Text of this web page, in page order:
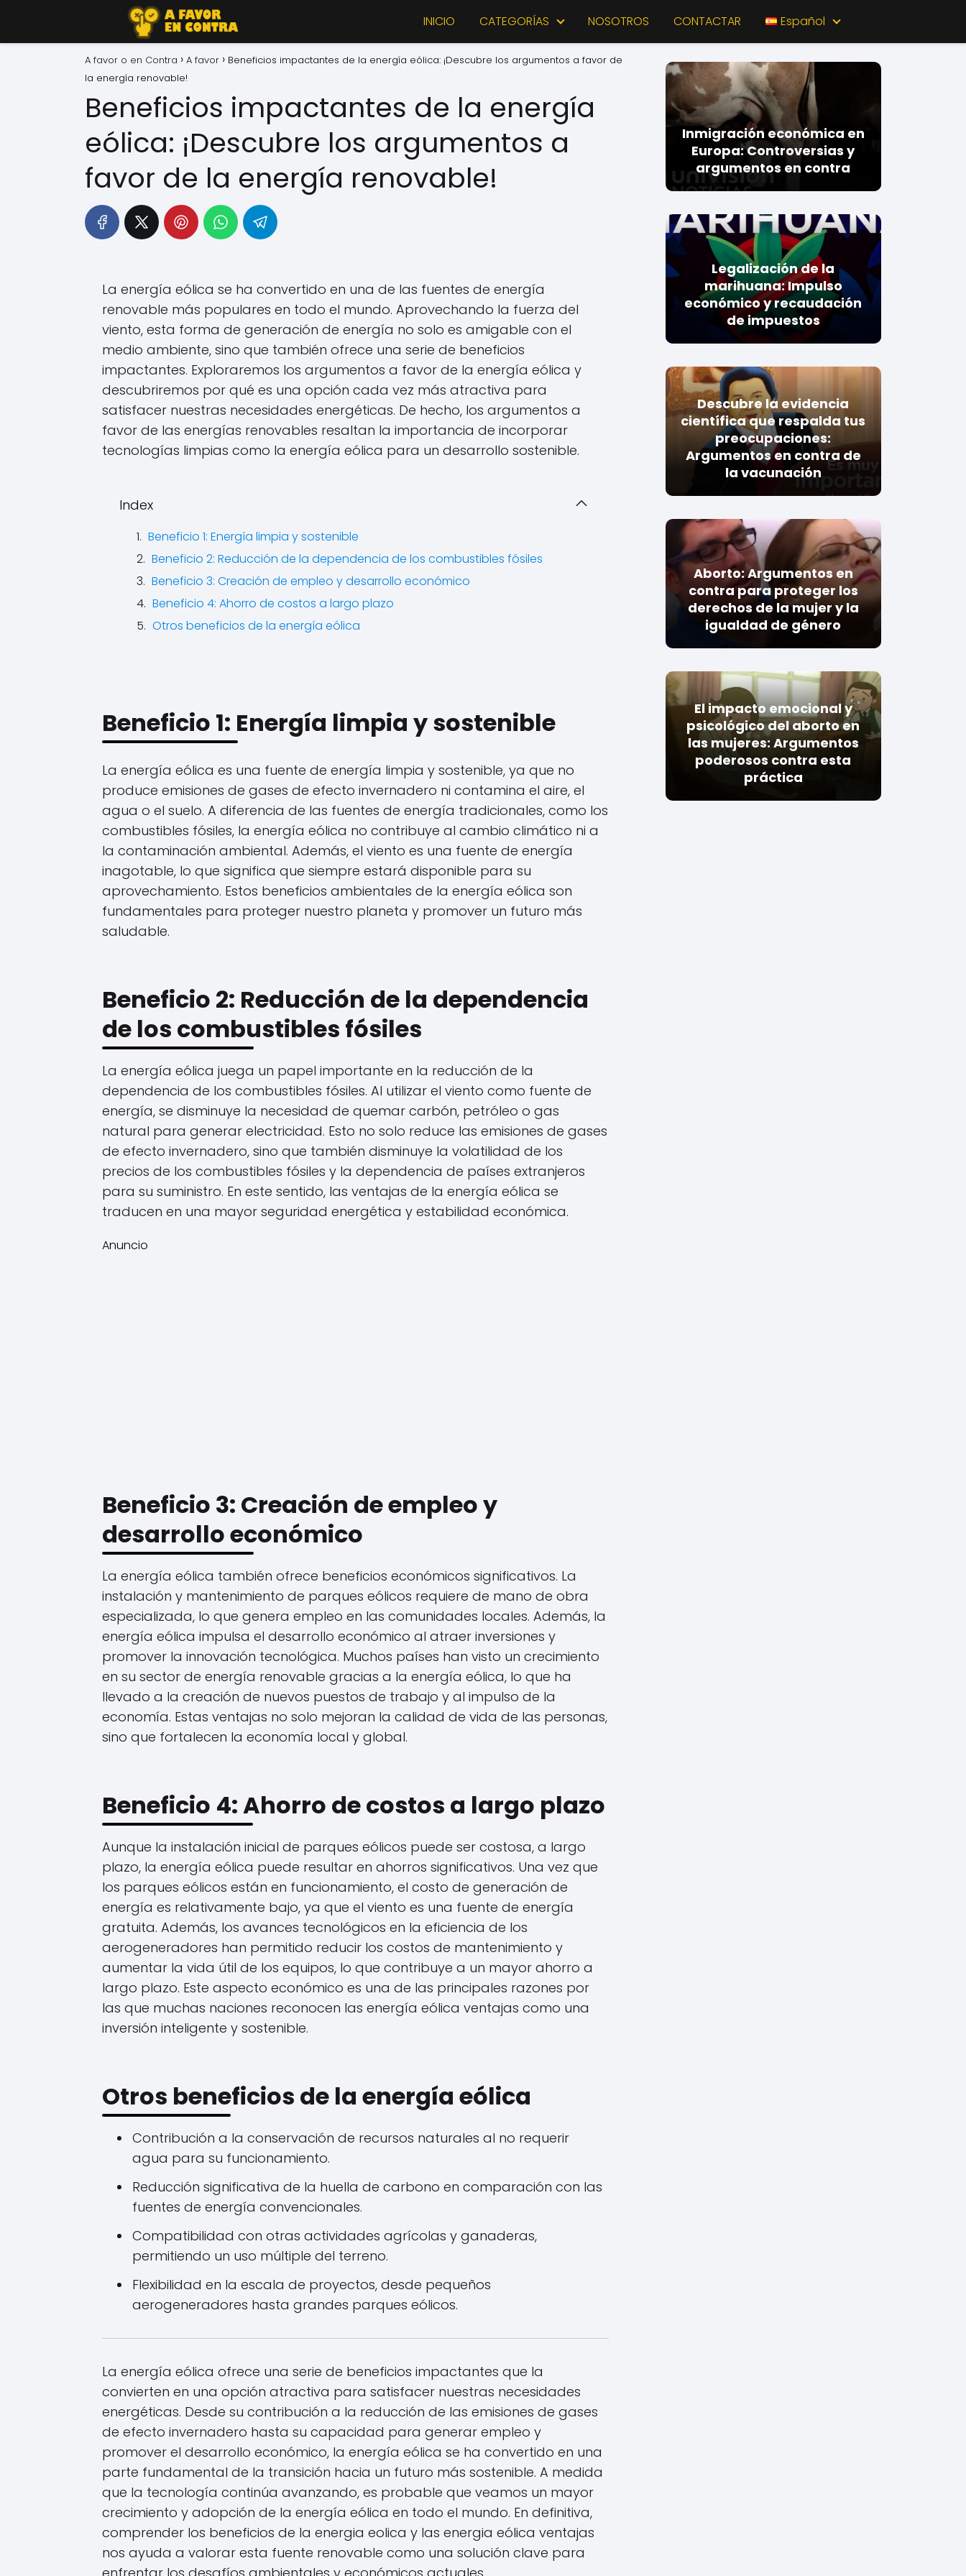
INICIO CATEGORÍAS NOSOTROS CONTACTAR Español
A favor o en Contra A favor
Beneficios impactantes de la energía eólica: ¡Descubre los argumentos a favor de
la energía renovable!
Beneficios impactantes de la energía
eólica: ¡Descubre los argumentos a
favor de la energía renovable!
La energía eólica se ha convertido en una de las fuentes de energía
renovable más populares en todo el mundo. Aprovechando la fuerza del
viento, esta forma de generación de energía no solo es amigable con el
medio ambiente, sino que también ofrece una serie de beneficios
impactantes. Exploraremos los argumentos a favor de la energía eólica y
descubriremos por qué es una opción cada vez más atractiva para
satisfacer nuestras necesidades energéticas. De hecho, los argumentos a
favor de las energías renovables resaltan la importancia de incorporar
tecnologías limpias como la energía eólica para un desarrollo sostenible.
Index
Beneficio 1: Energía limpia y sostenible
Beneficio 2: Reducción de la dependencia de los combustibles fósiles
Beneficio 3: Creación de empleo y desarrollo económico
Beneficio 4: Ahorro de costos a largo plazo
Otros beneficios de la energía eólica
Beneficio 1: Energía limpia y sostenible
La energía eólica es una fuente de energía limpia y sostenible, ya que no
produce emisiones de gases de efecto invernadero ni contamina el aire, el
agua o el suelo. A diferencia de las fuentes de energía tradicionales, como los
combustibles fósiles, la energía eólica no contribuye al cambio climático ni a
la contaminación ambiental. Además, el viento es una fuente de energía
inagotable, lo que significa que siempre estará disponible para su
aprovechamiento. Estos beneficios ambientales de la energía eólica son
fundamentales para proteger nuestro planeta y promover un futuro más
saludable.
Beneficio 2: Reducción de la dependencia
de los combustibles fósiles
La energía eólica juega un papel importante en la reducción de la
dependencia de los combustibles fósiles. Al utilizar el viento como fuente de
energía, se disminuye la necesidad de quemar carbón, petróleo o gas
natural para generar electricidad. Esto no solo reduce las emisiones de gases
de efecto invernadero, sino que también disminuye la volatilidad de los
precios de los combustibles fósiles y la dependencia de países extranjeros
para su suministro. En este sentido, las ventajas de la energía eólica se
traducen en una mayor seguridad energética y estabilidad económica.
Anuncio
Beneficio 3: Creación de empleo y
desarrollo económico
La energía eólica también ofrece beneficios económicos significativos. La
instalación y mantenimiento de parques eólicos requiere de mano de obra
especializada, lo que genera empleo en las comunidades locales. Además, la
energía eólica impulsa el desarrollo económico al atraer inversiones y
promover la innovación tecnológica. Muchos países han visto un crecimiento
en su sector de energía renovable gracias a la energía eólica, lo que ha
llevado a la creación de nuevos puestos de trabajo y al impulso de la
economía. Estas ventajas no solo mejoran la calidad de vida de las personas,
sino que fortalecen la economía local y global.
Beneficio 4: Ahorro de costos a largo plazo
Aunque la instalación inicial de parques eólicos puede ser costosa, a largo
plazo, la energía eólica puede resultar en ahorros significativos. Una vez que
los parques eólicos están en funcionamiento, el costo de generación de
energía es relativamente bajo, ya que el viento es una fuente de energía
gratuita. Además, los avances tecnológicos en la eficiencia de los
aerogeneradores han permitido reducir los costos de mantenimiento y
aumentar la vida útil de los equipos, lo que contribuye a un mayor ahorro a
largo plazo. Este aspecto económico es una de las principales razones por
las que muchas naciones reconocen las energía eólica ventajas como una
inversión inteligente y sostenible.
Otros beneficios de la energía eólica
Contribución a la conservación de recursos naturales al no requerir
agua para su funcionamiento.
Reducción significativa de la huella de carbono en comparación con las
fuentes de energía convencionales.
Compatibilidad con otras actividades agrícolas y ganaderas,
permitiendo un uso múltiple del terreno.
Flexibilidad en la escala de proyectos, desde pequeños
aerogeneradores hasta grandes parques eólicos.
La energía eólica ofrece una serie de beneficios impactantes que la
convierten en una opción atractiva para satisfacer nuestras necesidades
energéticas. Desde su contribución a la reducción de las emisiones de gases
de efecto invernadero hasta su capacidad para generar empleo y
promover el desarrollo económico, la energía eólica se ha convertido en una
parte fundamental de la transición hacia un futuro más sostenible. A medida
que la tecnología continúa avanzando, es probable que veamos un mayor
crecimiento y adopción de la energía eólica en todo el mundo. En definitiva,
comprender los beneficios de la energia eolica y las energia eólica ventajas
nos ayuda a valorar esta fuente renovable como una solución clave para
Inmigración económica en
Europa: Controversias y
argumentos en contra
Legalización de la
marihuana: Impulso
económico y recaudación
de impuestos
Descubre la evidencia
científica que respalda tus
preocupaciones:
Argumentos en contra de
la vacunación
Aborto: Argumentos en
contra para proteger los
derechos de la mujer y la
igualdad de género
El impacto emocional y
psicológico del aborto en
las mujeres: Argumentos
poderosos contra esta
práctica